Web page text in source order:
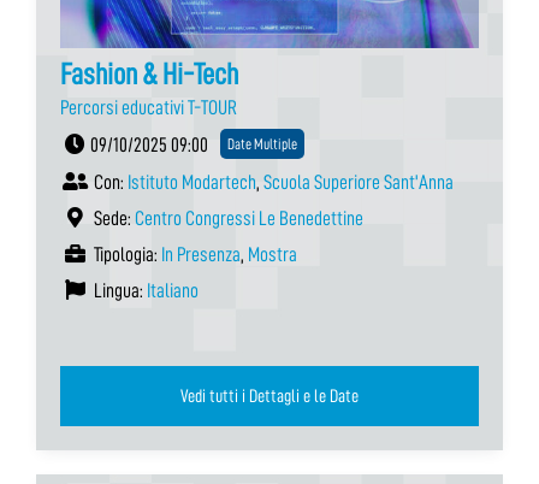
Fashion & Hi-Tech
Percorsi educativi T-TOUR
09/10/2025 09:00
Date Multiple
Con: Istituto Modartech, Scuola Superiore Sant'Anna
Sede: Centro Congressi Le Benedettine
Tipologia: In Presenza, Mostra
Lingua: Italiano
Vedi tutti i Dettagli e le Date